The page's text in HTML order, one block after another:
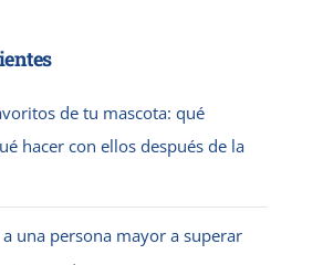
de tu mascota: qué
hacer con ellos después de la
una persona mayor a superar